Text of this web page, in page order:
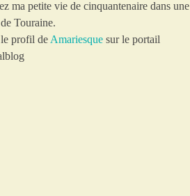
ma petite vie de cinquantenaire dans une
Touraine.
profil de Amariesque sur le portail